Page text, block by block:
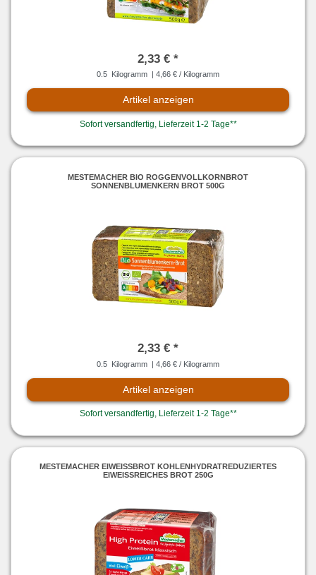
2,33 € *
0.5 Kilogramm | 4,66 € / Kilogramm
Artikel anzeigen
Sofort versandfertig, Lieferzeit 1-2 Tage**
MESTEMACHER BIO ROGGENVOLLKORNBROT
SONNENBLUMENKERN BROT 500G
2,33 € *
0.5 Kilogramm | 4,66 € / Kilogramm
Artikel anzeigen
Sofort versandfertig, Lieferzeit 1-2 Tage**
MESTEMACHER EIWEISSBROT KOHLENHYDRATREDUZIERTES E
IWEISSREICHES BROT 250G